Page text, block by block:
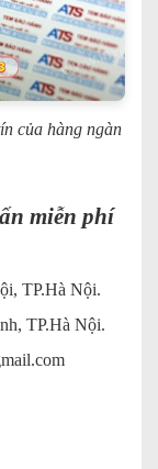
của hàng ngàn
miễn phí
TP.Hà Nội.
TP.Hà Nội.